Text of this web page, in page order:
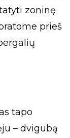
zoninę
prieš
tapo
– dvigubą